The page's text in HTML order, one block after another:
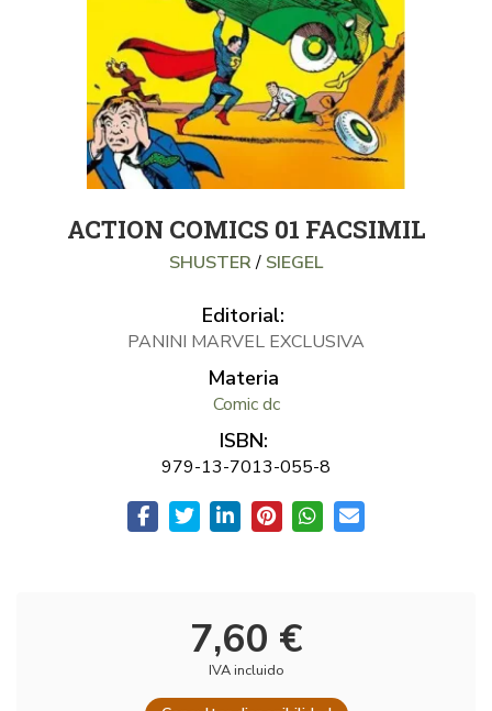
ACTION COMICS 01 FACSIMIL
SHUSTER/ SIEGEL
Editorial:
PANINI MARVEL EXCLUSIVA
Materia
Comic dc
ISBN:
979-13-7013-055-8
7,60 €
IVA incluido